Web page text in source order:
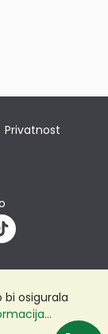
Privatnost
bi osigurala